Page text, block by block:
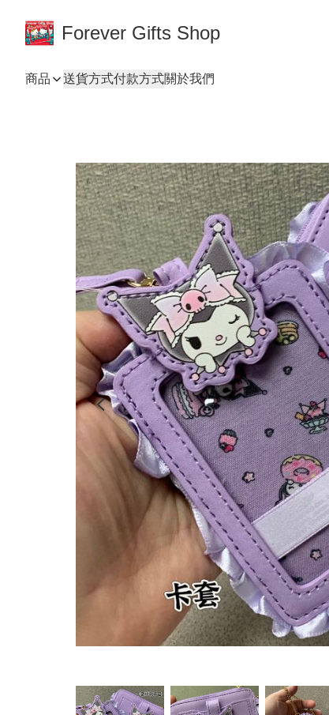
Forever Gifts Shop
商品 送貨方式付款方式關於我們